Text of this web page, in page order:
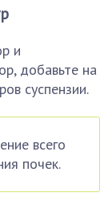
и
добавьте на
суспензии.
всего
почек.